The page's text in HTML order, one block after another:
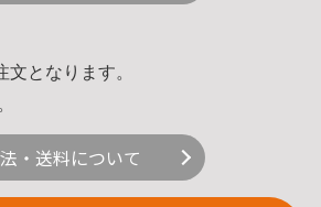
となります。
・送料について